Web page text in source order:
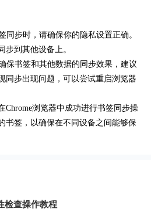
同步时，请确保你的隐私设置正确。
步到其他设备上。
保书签和其他数据的同步效果，建议
同步出现问题，可以尝试重启浏览器
Chrome浏览器中成功进行书签同步操
书签，以确保在不同设备之间能够保
检查操作教程